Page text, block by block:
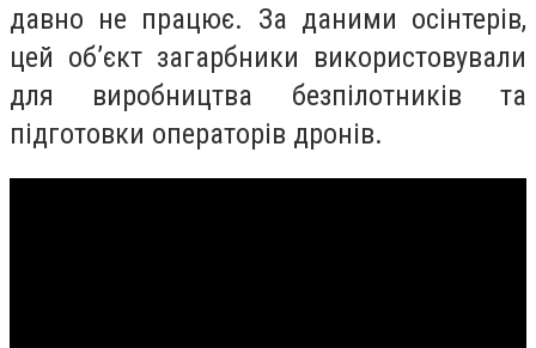
давно не працює. За даними осінтерів,
цей об’єкт загарбники використовували
для виробництва безпілотників та
підготовки операторів дронів.